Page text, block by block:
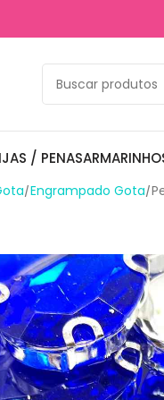
/ PENAS
Engrampado Gota